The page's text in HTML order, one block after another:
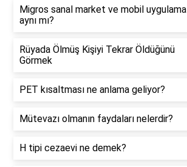
Migros sanal market ve mobil uygulama
aynı mı?
Rüyada Ölmüş Kişiyi Tekrar Öldüğünü
Görmek
PET kısaltması ne anlama geliyor?
Mütevazı olmanın faydaları nelerdir?
H tipi cezaevi ne demek?